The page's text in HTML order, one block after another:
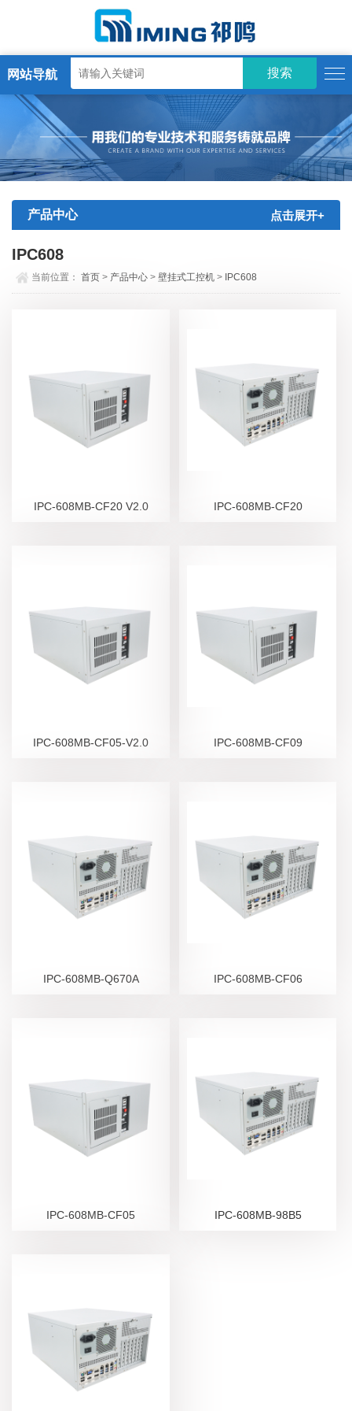
网站导航
产品中心 点击展开+
IPC608
当前位置：首页 > 产品中心 >壁挂式工控机 > IPC608
IPC-608MB-CF20 V2.0 IPC-608MB-CF20
IPC-608MB-CF05-V2.0 IPC-608MB-CF09
IPC-608MB-Q670A IPC-608MB-CF06
IPC-608MB-CF05 IPC-608MB-98B5